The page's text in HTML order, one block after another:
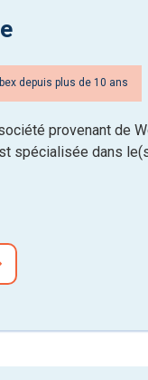
depuis plus de 10 ans
provenant de
spécialisée dans